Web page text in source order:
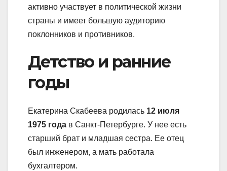
активно участвует в политической жизни
страны и имеет большую аудиторию
поклонников и противников.
Детство и ранние
годы
Екатерина Скабеева родилась 12 июля
1975 года в Санкт-Петербурге. У нее есть
старший брат и младшая сестра. Ее отец
был инженером, а мать работала
бухгалтером.